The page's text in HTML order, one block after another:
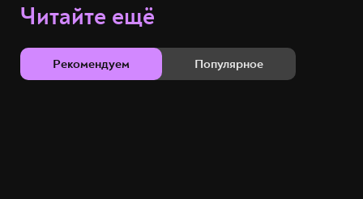
Читайте ещё
Рекомендуем Популярное